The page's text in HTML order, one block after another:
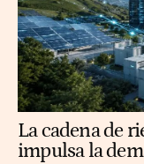
La cadena de
impulsa la